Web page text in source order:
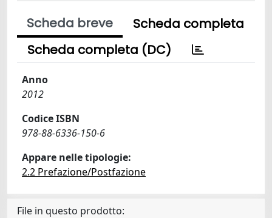
Scheda breve
Scheda completa
Scheda completa (DC)
Anno
2012
Codice ISBN
978-88-6336-150-6
Appare nelle tipologie:
2.2 Prefazione/Postfazione
File in questo prodotto: